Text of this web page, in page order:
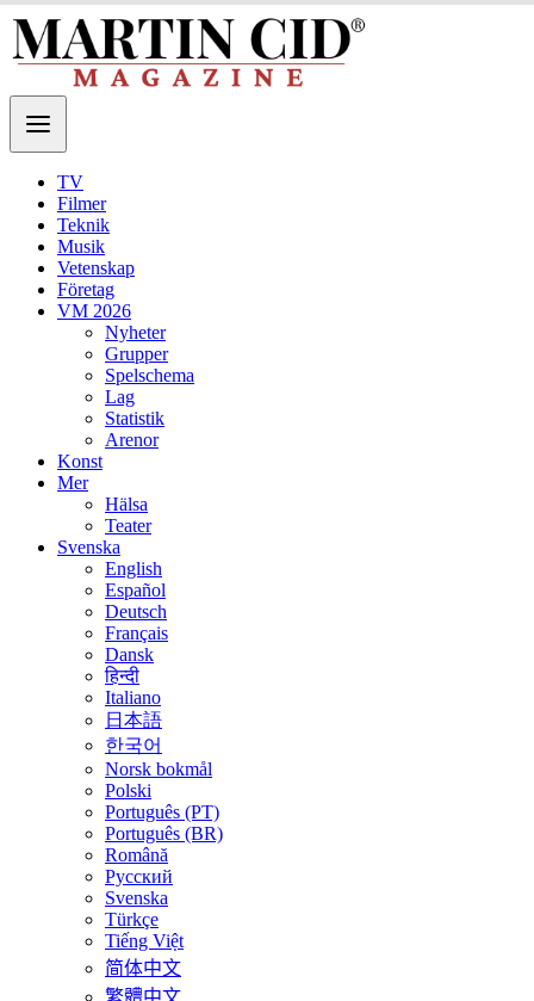
TV
Filmer
Teknik
Musik
Vetenskap
Företag
VM 2026
Nyheter
Grupper
Spelschema
Lag
Statistik
Arenor
Konst
Mer
Hälsa
Teater
Svenska
English
Español
Deutsch
Français
Dansk
हिन्दी
Italiano
日本語
한국어
Norsk bokmål
Polski
Português (PT)
Português (BR)
Română
Русский
Svenska
Türkçe
Tiếng Việt
简体中文
繁體中文